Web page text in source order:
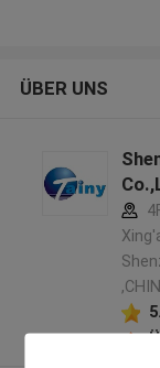
ÜBER UNS